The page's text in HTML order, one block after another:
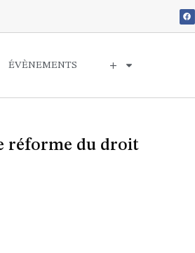
ÉVÈNEMENTS +
réforme du droit